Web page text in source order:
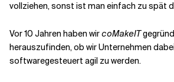
vollziehen, sonst ist man einfach zu spät
Vor 10 Jahren haben wircoMakeIT
herauszufinden, ob wir Unternehmen
softwaregesteuert agil zu werden.